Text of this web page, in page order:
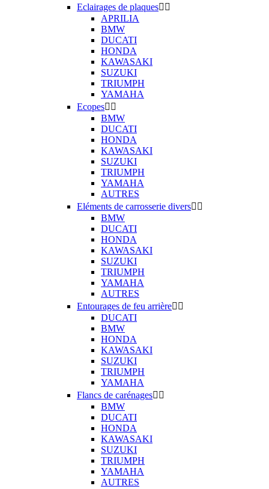
Eclairages de plaques 
APRILIA
BMW
DUCATI
HONDA
KAWASAKI
SUZUKI
TRIUMPH
YAMAHA
Ecopes 
BMW
DUCATI
HONDA
KAWASAKI
SUZUKI
TRIUMPH
YAMAHA
AUTRES
Eléments de carrosserie divers 
BMW
DUCATI
HONDA
KAWASAKI
SUZUKI
TRIUMPH
YAMAHA
AUTRES
Entourages de feu arrière 
DUCATI
BMW
HONDA
KAWASAKI
SUZUKI
TRIUMPH
YAMAHA
Flancs de carénages 
BMW
DUCATI
HONDA
KAWASAKI
SUZUKI
TRIUMPH
YAMAHA
AUTRES